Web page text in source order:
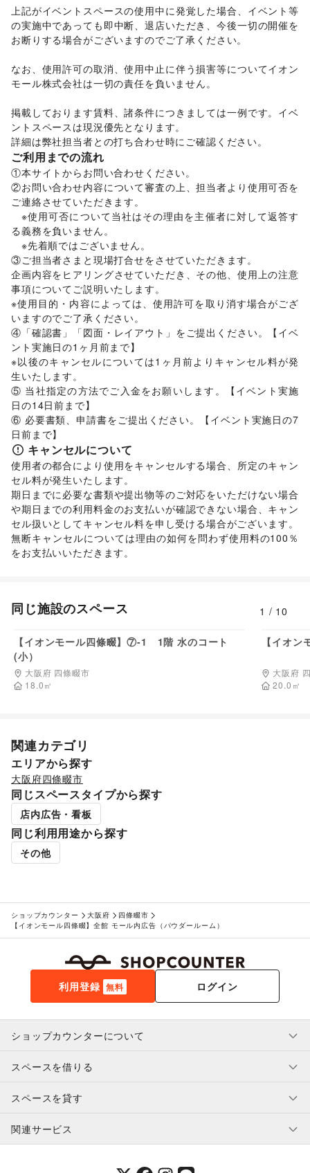
女性用品・フェムテック/コンタクトレンズ/医療・医薬品
/その他美容・健康
エンタメ・ガジェット
PC・スマートフォン スマホアクセサリー/ガジェット
ゲーム/アニメ コミック・マンガ アイドル・芸能人
おもちゃ・ホビー/楽器・音楽機材/ CD・DVD・本・雑誌/
Webメディア・アプリ/テレビ・ドラマ/映画
音楽・ライブ
演劇/占い/ 公営競技・宝くじ /
その他エンタメ・ガジェット
アート・デザイン
絵画・書/写真・イラストレーション/立体作品・彫刻
その他アート・デザイン
レジャー・スポーツ
旅行・レジャー/キャンプ・アウトドア/野球/サッカー/
バスケットボール/ゴルフ
車・バイク・モビリティ
車/バイク・オートバイ 自転車・ロードバイク
マイクロモビリティ/ その他車・バイク・モビリティ
NPO・公共団体
地方公共団体・行政・政府/外国団体・大使館/ 募金・寄付
/NPO・ボランティア活動/ その他NPO・公共団体
ビジネス・オフィス
法人向けサービス/オフィス家具・OA機器 /
イベント企画・運営/その他ビジネス・オフィス
その他活動・個人
その他活動・個人
上記がイベントスペースの使用中に発覚した場合、イベント等
の実施中であっても即中断、退店いただき、今後一切の開催を
お断りする場合がございますのでご了承ください。
なお、使用許可の取消、使用中止に伴う損害等についてイオン
モール株式会社は一切の責任を負いません。
掲載しております賃料、諸条件につきましては一例です。イベ
ントスペースは現況優先となります。
詳細は弊社担当者との打ち合わせ時にご確認ください。
ご利用までの流れ
①本サイトからお問い合わせください。
②お問い合わせ内容について審査の上、担当者より使用可否を
ご連絡させていただきます。
※使用可否について当社はその理由を主催者に対して返答す
る義務を負いません。
※先着順ではございません。
③ご担当者さまと現場打合せをさせていただきます。
企画内容をヒアリングさせていただき、その他、使用上の注意
事項についてご説明いたします。
※使用目的・内容によっては、使用許可を取り消す場合がござ
いますのでご了承ください。
④「確認書」「図面・レイアウト」をご提出ください。【イベ
ント実施日の1ヶ月前まで】
※以後のキャンセルについては1ヶ月前よりキャンセル料が発
生いたします。
⑤ 当社指定の方法でご入金をお願いします。【イベント実施
日の14日前まで】
⑥ 必要書類、申請書をご提出ください。【イベント実施日の7
日前まで】
キャンセルについて
使用者の都合により使用をキャンセルする場合、所定のキャン
セル料が発生いたします。
期日までに必要な書類や提出物等のご対応をいただけない場合
や期日までの利用料金のお支払いが確認できない場合、キャン
セル扱いとしてキャンセル料を申し受ける場合がございます。
無断キャンセルについては理由の如何を問わず使用料の100％
をお支払いいただきます。
同じ施設のスペース 1 / 10
【イオンモール四條畷】⑦-1 1階 水のコート
(小）
大阪府 四條畷市
18.0㎡
【イオ
大阪府
20.0 ㎡
関連カテゴリ
エリアから探す
大阪府四條畷市
同じスペースタイプから探す
店内広告・看板
同じ利用用途から探す
その他
ショップカウンター 大阪府
四條畷市
【イオンモール四條畷】全館 モール内広告（パウダールーム）
利用登録 無料 ログイン
ショップカウンターについて
利用規約・ガイドライン
特定商取引法に基づく表示
補償プログラム
スペースを借りる
スペースを借りたい人へ
ユーザー利用規約
提携パートナー
スペースを貸す
スペースを貸したい方へ
オーナー利用規約
関連サービス